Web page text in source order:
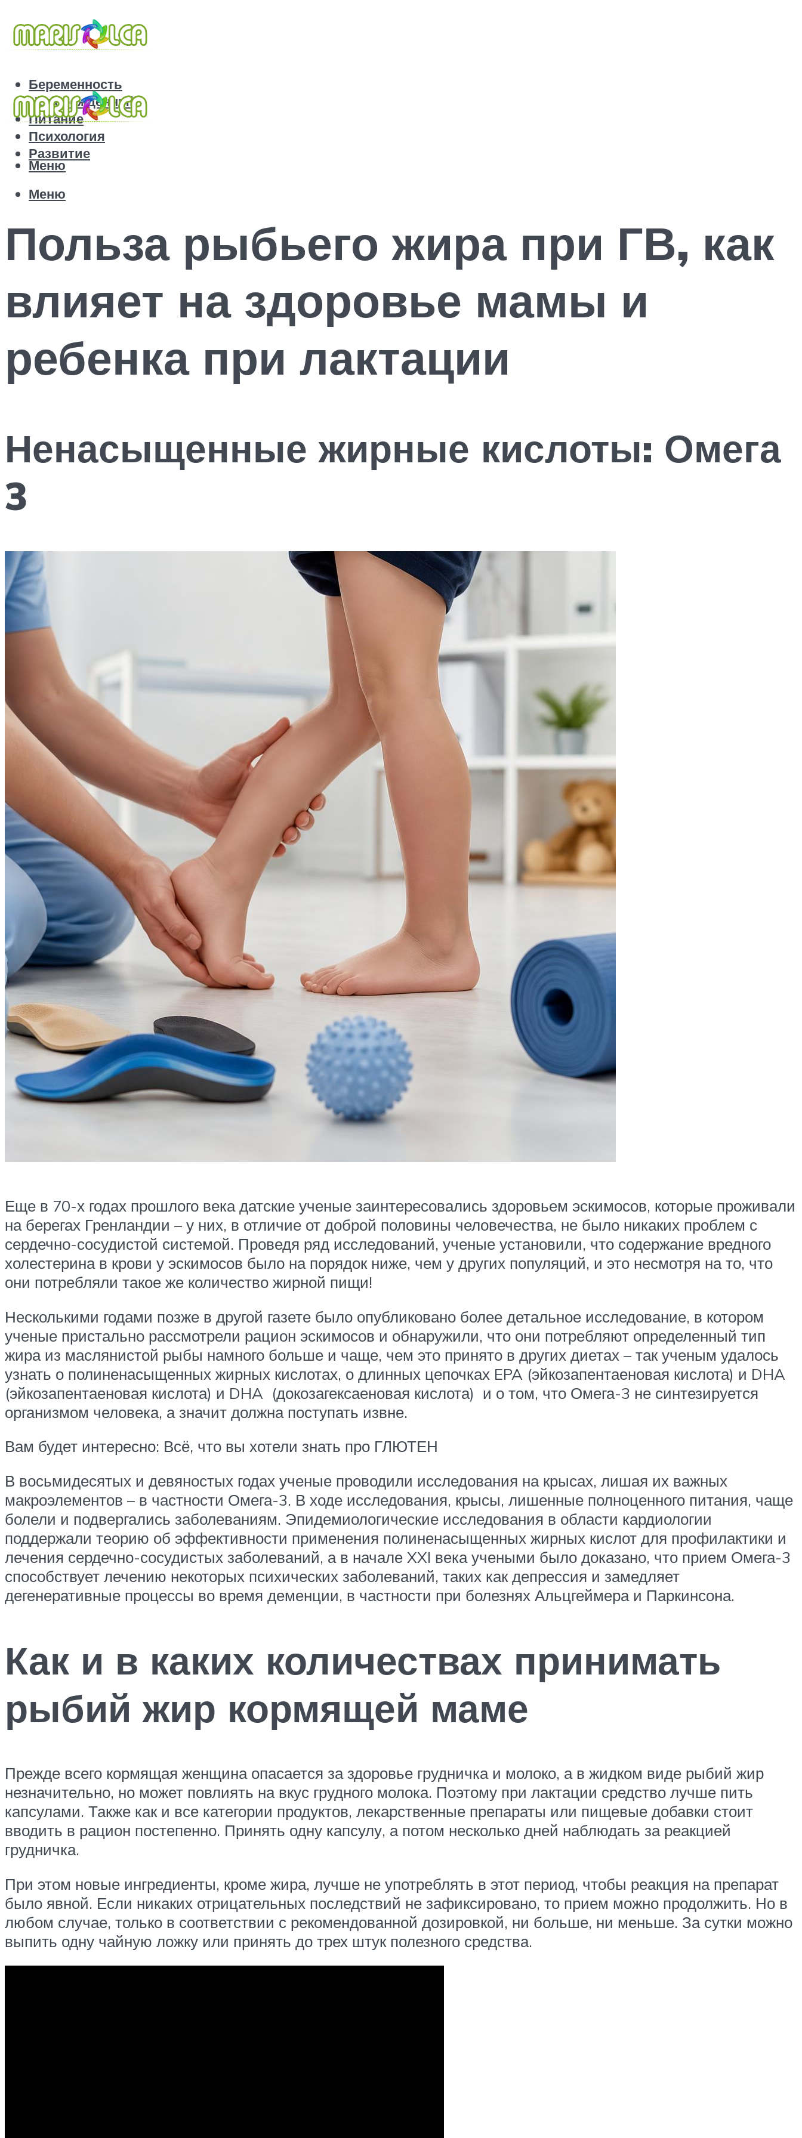
Беременность
Новорожденный
Питание
Психология
Развитие
Меню
Меню
Польза рыбьего жира при ГВ, как
влияет на здоровье мамы и
ребенка при лактации
Ненасыщенные жирные кислоты: Омега
3
Еще в 70-х годах прошлого века датские ученые заинтересовались здоровьем эскимосов, которые проживали
на берегах Гренландии – у них, в отличие от доброй половины человечества, не было никаких проблем с
сердечно-сосудистой системой. Проведя ряд исследований, ученые установили, что содержание вредного
холестерина в крови у эскимосов было на порядок ниже, чем у других популяций, и это несмотря на то, что
они потребляли такое же количество жирной пищи!
Несколькими годами позже в другой газете было опубликовано более детальное исследование, в котором
ученые пристально рассмотрели рацион эскимосов и обнаружили, что они потребляют определенный тип
жира из маслянистой рыбы намного больше и чаще, чем это принято в других диетах – так ученым удалось
узнать о полиненасыщенных жирных кислотах, о длинных цепочках EPA (эйкозапентаеновая кислота) и DHA
(эйкозапентаеновая кислота) и DHA (докозагексаеновая кислота) и о том, что Омега-3 не синтезируется
организмом человека, а значит должна поступать извне.
Вам будет интересно: Всё, что вы хотели знать про ГЛЮТЕН
В восьмидесятых и девяностых годах ученые проводили исследования на крысах, лишая их важных
макроэлементов – в частности Омега-3. В ходе исследования, крысы, лишенные полноценного питания, чаще
болели и подвергались заболеваниям. Эпидемиологические исследования в области кардиологии
поддержали теорию об эффективности применения полиненасыщенных жирных кислот для профилактики и
лечения сердечно-сосудистых заболеваний, а в начале XXI века учеными было доказано, что прием Омега-3
способствует лечению некоторых психических заболеваний, таких как депрессия и замедляет
дегенеративные процессы во время деменции, в частности при болезнях Альцгеймера и Паркинсона.
Как и в каких количествах принимать
рыбий жир кормящей маме
Прежде всего кормящая женщина опасается за здоровье грудничка и молоко, а в жидком виде рыбий жир
незначительно, но может повлиять на вкус грудного молока. Поэтому при лактации средство лучше пить
капсулами. Также как и все категории продуктов, лекарственные препараты или пищевые добавки стоит
вводить в рацион постепенно. Принять одну капсулу, а потом несколько дней наблюдать за реакцией
грудничка.
При этом новые ингредиенты, кроме жира, лучше не употреблять в этот период, чтобы реакция на препарат
было явной. Если никаких отрицательных последствий не зафиксировано, то прием можно продолжить. Но в
любом случае, только в соответствии с рекомендованной дозировкой, ни больше, ни меньше. За сутки можно
выпить одну чайную ложку или принять до трех штук полезного средства.